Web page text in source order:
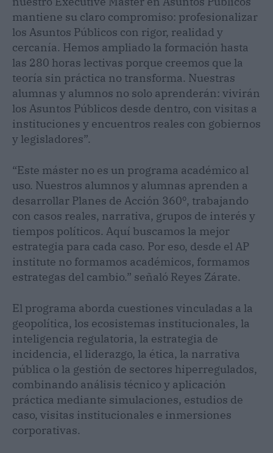
mantiene su claro compromiso: profesionalizar
los Asuntos Públicos con rigor, realidad y
cercanía. Hemos ampliado la formación hasta
las 280 horas lectivas porque creemos que la
teoría sin práctica no transforma. Nuestras
alumnas y alumnos no solo aprenderán: vivirán
los Asuntos Públicos desde dentro, con visitas a
instituciones y encuentros reales con gobiernos
y legisladores”.
“Este máster no es un programa académico al
uso. Nuestros alumnos y alumnas aprenden a
desarrollar Planes de Acción 360º, trabajando
con casos reales, narrativa, grupos de interés y
tiempos políticos. Aquí buscamos la mejor
estrategia para cada caso. Por eso, desde el AP
institute no formamos académicos, formamos
estrategas del cambio.” señaló Reyes Zárate.
El programa aborda cuestiones vinculadas a la
geopolítica, los ecosistemas institucionales, la
inteligencia regulatoria, la estrategia de
incidencia, el liderazgo, la ética, la narrativa
pública o la gestión de sectores hiperregulados,
combinando análisis técnico y aplicación
práctica mediante simulaciones, estudios de
caso, visitas institucionales e inmersiones
corporativas.